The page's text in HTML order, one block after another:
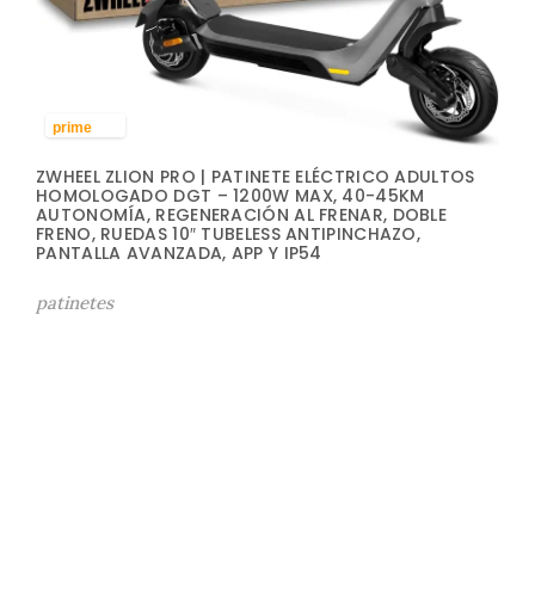
prime
ZWHEEL ZLION PRO | PATINETE ELÉCTRICO ADULTOS
HOMOLOGADO DGT – 1200W MAX, 40-45KM
AUTONOMÍA, REGENERACIÓN AL FRENAR, DOBLE
FRENO, RUEDAS 10″ TUBELESS ANTIPINCHAZO,
PANTALLA AVANZADA, APP Y IP54
patinetes